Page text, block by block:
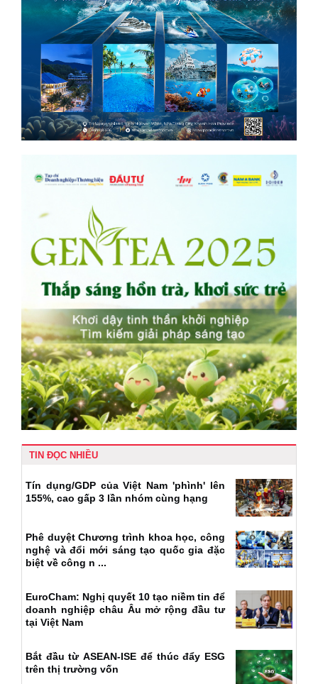
TIN ĐỌC NHIỀU
Tín dụng/GDP của Việt Nam 'phình' lên
155%, cao gấp 3 lần nhóm cùng hạng
Phê duyệt Chương trình khoa học, công
nghệ và đổi mới sáng tạo quốc gia đặc
biệt về công n ...
EuroCham: Nghị quyết 10 tạo niềm tin để
doanh nghiệp châu Âu mở rộng đầu tư
tại Việt Nam
Bắt đầu từ ASEAN-ISE để thúc đẩy ESG
trên thị trường vốn